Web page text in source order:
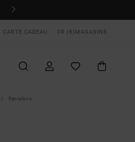
CARTE CADEAU FR (€) MAGASINS
Pantalons